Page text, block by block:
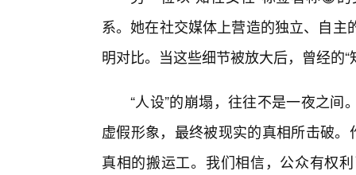
系。她在社交媒体上营造的独立、自
明对比。当这些细节被放大后，曾经的
“人设”的崩塌，往往不是一夜之
虚假形象，最终被现实的真相所击破
真相的搬运工。我们相信，公众有权